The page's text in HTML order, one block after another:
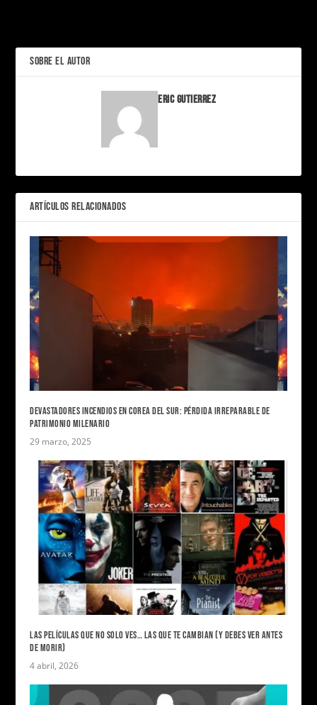
SOBRE EL AUTOR
Eric Gutierrez
ARTÍCULOS RELACIONADOS
DEVASTADORES INCENDIOS EN COREA DEL SUR: PÉRDIDA IRREPARABLE DE
PATRIMONIO MILENARIO
29 marzo, 2025
LAS PELÍCULAS QUE NO SOLO VES… LAS QUE TE CAMBIAN (Y DEBES VER ANTES
DE MORIR)
4 abril, 2026